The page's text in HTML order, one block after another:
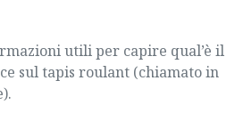
utili per capire qual’è il
sul tapis roulant (chiamato in
).